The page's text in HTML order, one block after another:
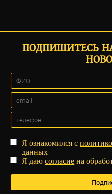
ПОДПИШИТЕСЬ
Я ознакомился с
данных
Я даюсогласие на